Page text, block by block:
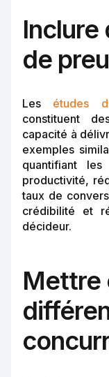
Inclure
de
Les études
constituent
capacité à
exemples
quantifiant
productivité,
taux de
crédibilité et
décideur.
Mettre